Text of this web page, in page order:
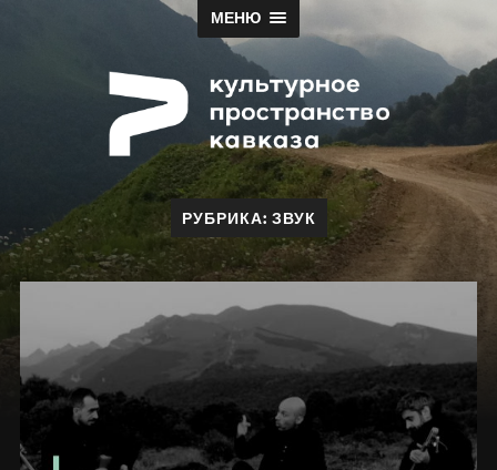
МЕНЮ
РУБРИКА: ЗВУК